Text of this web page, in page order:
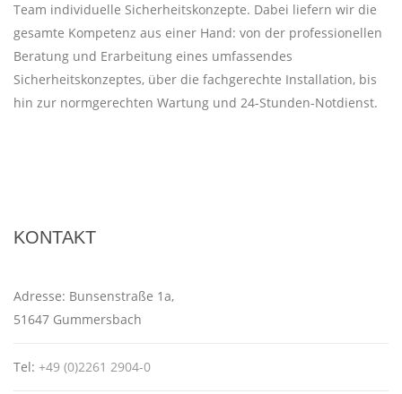
Team individuelle Sicherheitskonzepte. Dabei liefern wir die
gesamte Kompetenz aus einer Hand: von der professionellen
Beratung und Erarbeitung eines umfassendes
Sicherheitskonzeptes, über die fachgerechte Installation, bis
hin zur normgerechten Wartung und 24-Stunden-Notdienst.
KONTAKT
Adresse: Bunsenstraße 1a,
51647 Gummersbach
Tel: +49 (0)2261 2904-0